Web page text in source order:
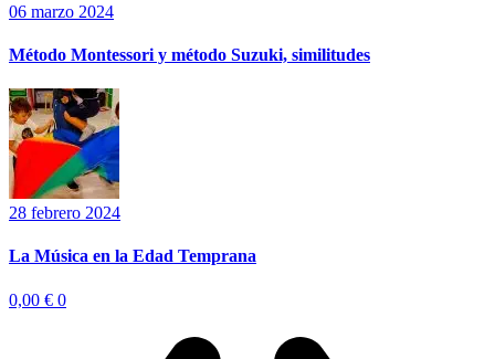
06 marzo 2024
Método Montessori y método Suzuki, similitudes
28 febrero 2024
La Música en la Edad Temprana
0,00 € 0